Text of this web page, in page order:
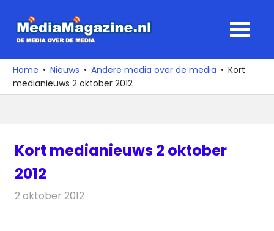
naar
media
over
de
MENU
Home Nieuws Andere media over de media
Kort
medianieuws 2 oktober 2012
Kort medianieuws 2 oktober
2012
2 oktober 2012